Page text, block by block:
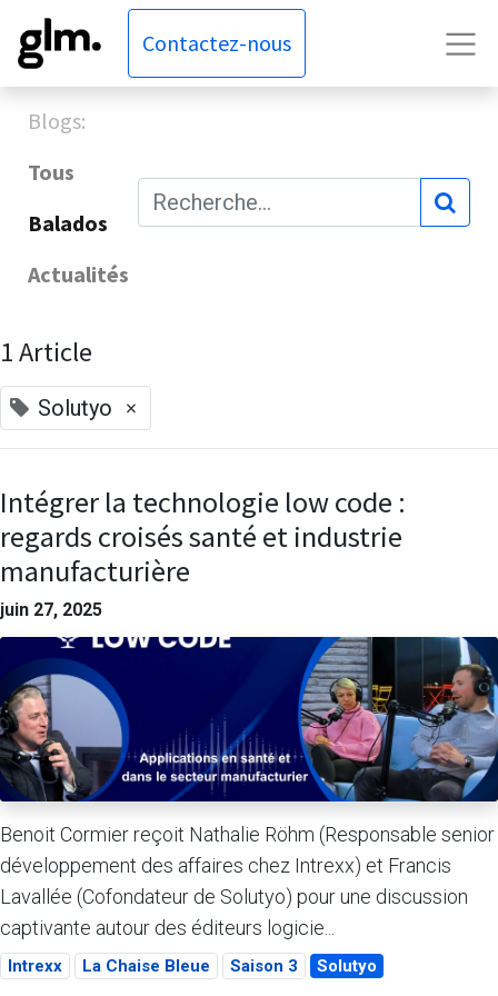
Contactez-nous
Blogs:
Tous
Balados
Actualités
1 Article
Solutyo ×
Intégrer la technologie low code :
regards croisés santé et industrie
manufacturière
juin 27, 2025
Benoit Cormier reçoit Nathalie Röhm (Responsable senior
développement des affaires chez Intrexx) et Francis
Lavallée (Cofondateur de Solutyo) pour une discussion
captivante autour des éditeurs logicie...
Intrexx La Chaise Bleue Saison 3 Solutyo